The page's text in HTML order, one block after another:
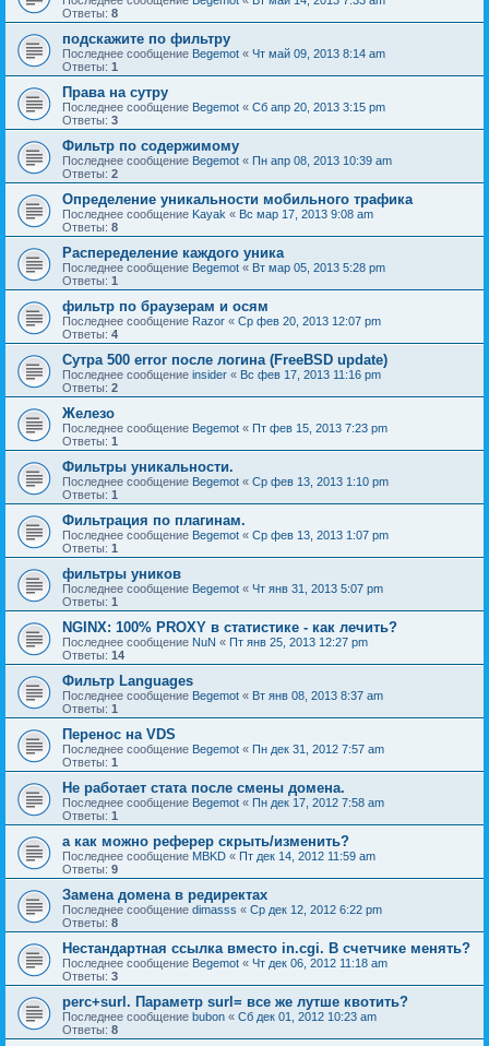
Ответы: 8
подскажите по фильтру
Последнее сообщение Begemot « Чт май 09, 2013 8:14 am
Ответы: 1
Права на сутру
Последнее сообщение Begemot « Сб апр 20, 2013 3:15 pm
Ответы: 3
Фильтр по содержимому
Последнее сообщение Begemot « Пн апр 08, 2013 10:39 am
Ответы: 2
Определение уникальности мобильного трафика
Последнее сообщение Kayak « Вс мар 17, 2013 9:08 am
Ответы: 8
Распеределение каждого уника
Последнее сообщение Begemot « Вт мар 05, 2013 5:28 pm
Ответы: 1
фильтр по браузерам и осям
Последнее сообщение Razor « Ср фев 20, 2013 12:07 pm
Ответы: 4
Сутра 500 error после логина (FreeBSD update)
Последнее сообщение insider « Вс фев 17, 2013 11:16 pm
Ответы: 2
Железо
Последнее сообщение Begemot « Пт фев 15, 2013 7:23 pm
Ответы: 1
Фильтры уникальности.
Последнее сообщение Begemot « Ср фев 13, 2013 1:10 pm
Ответы: 1
Фильтрация по плагинам.
Последнее сообщение Begemot « Ср фев 13, 2013 1:07 pm
Ответы: 1
фильтры уников
Последнее сообщение Begemot « Чт янв 31, 2013 5:07 pm
Ответы: 1
NGINX: 100% PROXY в статистике - как лечить?
Последнее сообщение NuN « Пт янв 25, 2013 12:27 pm
Ответы: 14
Фильтр Languages
Последнее сообщение Begemot « Вт янв 08, 2013 8:37 am
Ответы: 1
Перенос на VDS
Последнее сообщение Begemot « Пн дек 31, 2012 7:57 am
Ответы: 1
Не работает стата после смены домена.
Последнее сообщение Begemot « Пн дек 17, 2012 7:58 am
Ответы: 1
а как можно реферер скрыть/изменить?
Последнее сообщение MBKD « Пт дек 14, 2012 11:59 am
Ответы: 9
Замена домена в редиректах
Последнее сообщение dimasss « Ср дек 12, 2012 6:22 pm
Ответы: 8
Нестандартная ссылка вместо in.cgi. В счетчике менять?
Последнее сообщение Begemot « Чт дек 06, 2012 11:18 am
Ответы: 3
perc+surl. Параметр surl= все же лутше квотить?
Последнее сообщение bubon « Сб дек 01, 2012 10:23 am
Ответы: 8